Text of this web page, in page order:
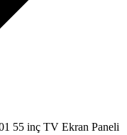
55 inç TV Ekran Paneli